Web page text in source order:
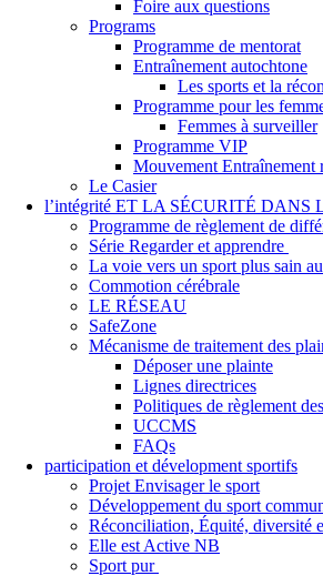
Foire aux questions
Programs
Programme de mentorat
Entraînement autochtone
Les sports et la
Programme pour les
Femmes à surveiller
Programme VIP
Mouvement Entraînement
Le Casier
l’intégrité ET LA SÉCURITÉ DANS
Programme de règlement de
Série Regarder et apprendre
La voie vers un sport plus sain
Commotion cérébrale
LE RÉSEAU
SafeZone
Mécanisme de traitement des
Déposer une plainte
Lignes directrices
Politiques de règlement
UCCMS
FAQs
participation et dévelopment sportifs
Projet Envisager le sport
Développement du sport
Réconciliation, Équité, diversité
Elle est Active NB
Sport pur